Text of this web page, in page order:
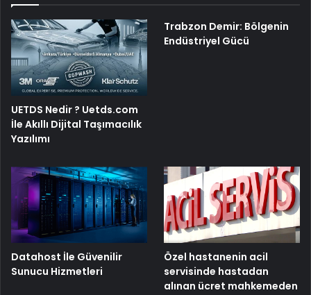
UETDS Nedir ? Uetds.com
İle Akıllı Dijital Taşımacılık
Yazılımı
Trabzon Demir: Bölgenin
Endüstriyel Gücü
Datahost İle Güvenilir
Sunucu Hizmetleri
Özel hastanenin acil
servisinde hastadan
alınan ücret mahkemeden